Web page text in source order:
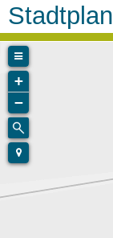
Stadtplan
+
−